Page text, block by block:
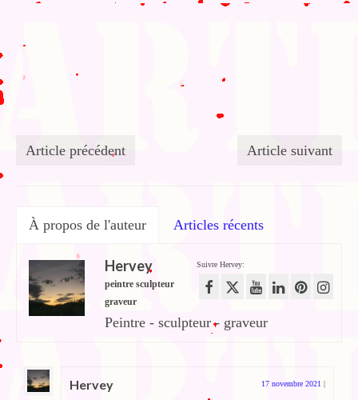
Article précédent Article suivant
À propos de l'auteur Articles récents
Suivre Hervey:
Hervey
peintre sculpteur
graveur
Peintre - sculpteur - graveur
Hervey 17 novembre 2021 |